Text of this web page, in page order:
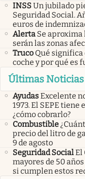
INSSUn jubilado
Seguridad Social.
euros de
Alerta Se aproxima
serán las zonas
Truco Qué significa
coche y por qué es
Últimas Noticias
AyudasExcelente
1973. El SEPE
¿cómo cobrarlo?
Combustible
precio del litro de
9 de agosto
Seguridad SocialEl
mayores de 50
si cumplen estos